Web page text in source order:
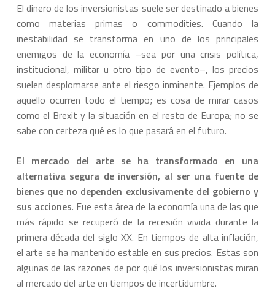
El dinero de los inversionistas suele ser destinado a bienes
como materias primas o commodities. Cuando la
inestabilidad se transforma en uno de los principales
enemigos de la economía –sea por una crisis política,
institucional, militar u otro tipo de evento–, los precios
suelen desplomarse ante el riesgo inminente. Ejemplos de
aquello ocurren todo el tiempo; es cosa de mirar casos
como el Brexit y la situación en el resto de Europa; no se
sabe con certeza qué es lo que pasará en el futuro.
El mercado del arte se ha transformado en una
alternativa segura de inversión, al ser una fuente de
bienes que no dependen exclusivamente del gobierno y
sus acciones. Fue esta área de la economía una de las que
más rápido se recuperó de la recesión vivida durante la
primera década del siglo XX. En tiempos de alta inflación,
el arte se ha mantenido estable en sus precios. Estas son
algunas de las razones de por qué los inversionistas miran
al mercado del arte en tiempos de incertidumbre.